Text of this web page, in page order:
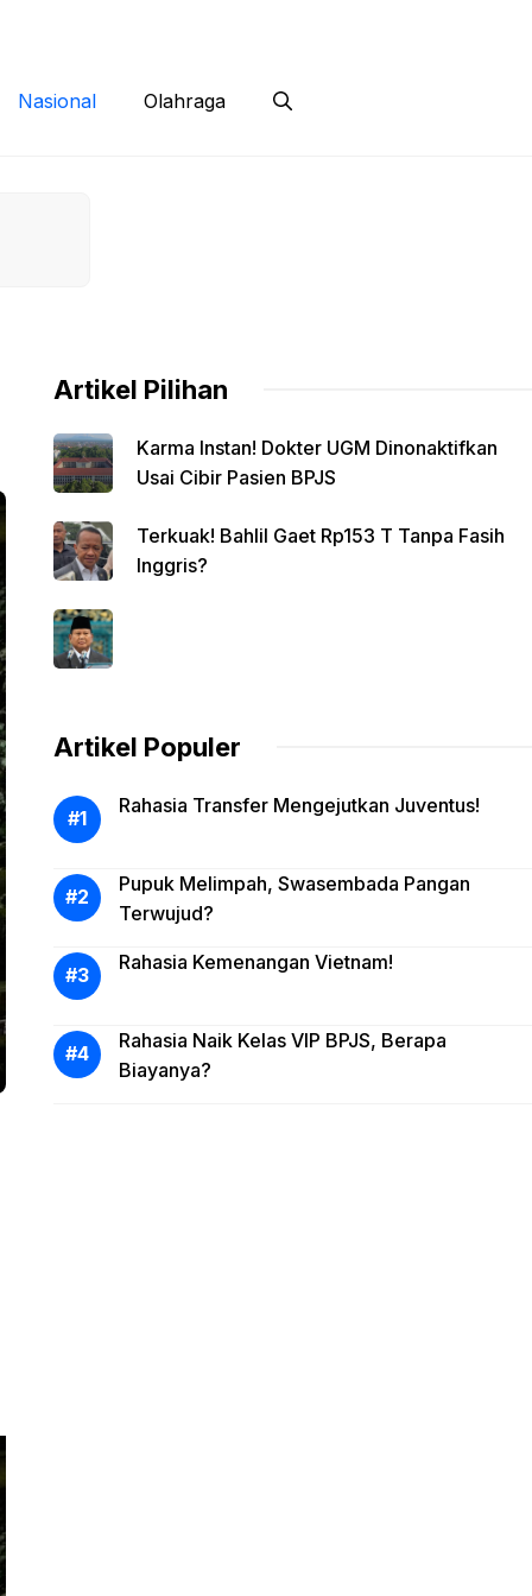
Nasional Olahraga
Artikel Pilihan
Karma Instan! Dokter UGM Dinonaktifkan
Usai Cibir Pasien BPJS
Terkuak! Bahlil Gaet Rp153 T Tanpa Fasih
Inggris?
Artikel Populer
Rahasia Transfer Mengejutkan Juventus!
Pupuk Melimpah, Swasembada Pangan
Terwujud?
Rahasia Kemenangan Vietnam!
Rahasia Naik Kelas VIP BPJS, Berapa
Biayanya?